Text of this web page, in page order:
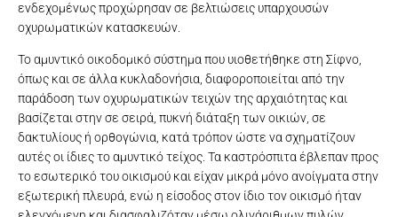
ενδεχομένως προχώρησαν σε βελτιώσεις υπαρχουσών
οχυρωματικών κατασκευών.
Το αμυντικό οικοδομικό σύστημα που υιοθετήθηκε στη Σίφνο,
όπως και σε άλλα κυκλαδονήσια, διαφοροποιείται από την
παράδοση των οχυρωματικών τειχών της αρχαιότητας και
βασίζεται στην σε σειρά, πυκνή διάταξη των οικιών, σε
δακτυλίους ή ορθογώνια, κατά τρόπον ώστε να σχηματίζουν
αυτές οι ίδιες το αμυντικό τείχος. Τα καστρόσπιτα έβλεπαν προς
το εσωτερικό του οικισμού και είχαν μικρά μόνο ανοίγματα στην
εξωτερική πλευρά, ενώ η είσοδος στον ίδιο τον οικισμό ήταν